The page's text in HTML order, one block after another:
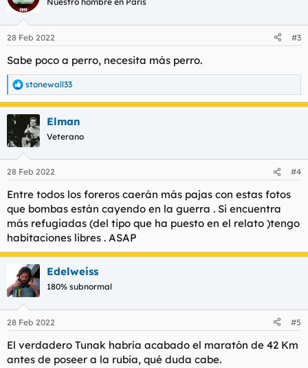
i
e
:
28 Feb 2022 #3
Sabe poco a perro, necesita más perro.
R
e
a
c
c
i
e
:
stonewall33
Elman
Veterano
28 Feb 2022 #4
Entre todos los foreros caerán más pajas con estas fotos
que bombas están cayendo en la guerra . Si encuentra
más refugiadas (del tipo que ha puesto en el relato )tengo
habitaciones libres . ASAP
Edelweiss
180% subnormal
28 Feb 2022 #5
El verdadero Tunak habría acabado el maratón de 42 Km
antes de poseer a la rubia, qué duda cabe.